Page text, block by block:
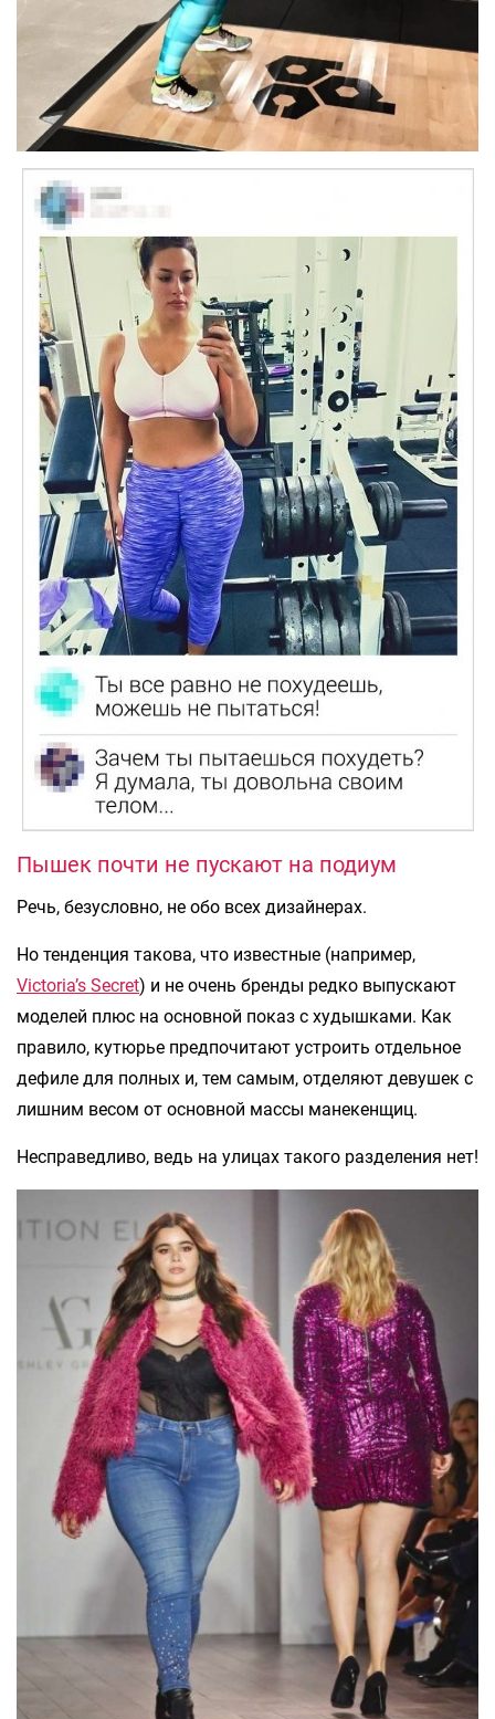
Пышек почти не пускают на подиум
Речь, безусловно, не обо всех дизайнерах.
Но тенденция такова, что известные (например,
Victoria’s Secret) и не очень бренды редко выпускают
моделей плюс на основной показ с худышками. Как
правило, кутюрье предпочитают устроить отдельное
дефиле для полных и, тем самым, отделяют девушек с
лишним весом от основной массы манекенщиц.
Несправедливо, ведь на улицах такого разделения нет!